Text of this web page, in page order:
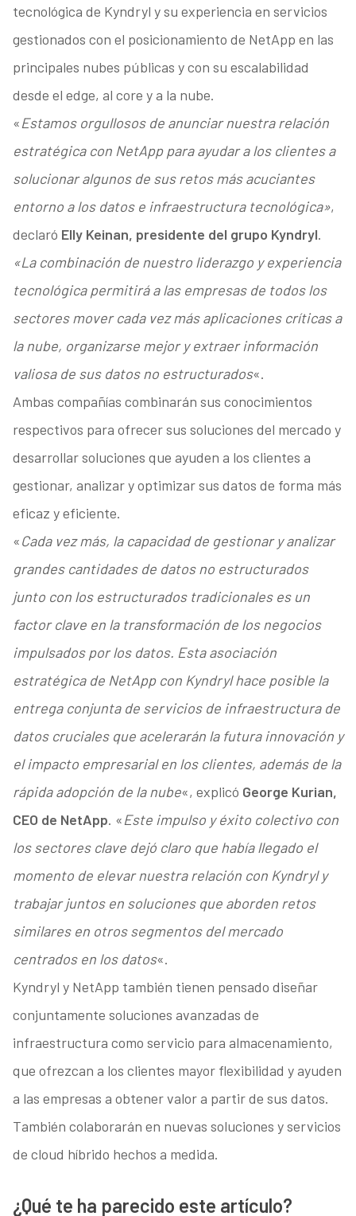
tecnológica de Kyndryl y su experiencia en servicios
gestionados con el posicionamiento de NetApp en las
principales nubes públicas y con su escalabilidad
desde el edge, al core y a la nube.
«Estamos orgullosos de anunciar nuestra relación
estratégica con NetApp para ayudar a los clientes a
solucionar algunos de sus retos más acuciantes
entorno a los datos e infraestructura tecnológica»,
declaró Elly Keinan, presidente del grupo Kyndryl.
«La combinación de nuestro liderazgo y experiencia
tecnológica permitirá a las empresas de todos los
sectores mover cada vez más aplicaciones críticas a
la nube, organizarse mejor y extraer información
valiosa de sus datos no estructurados«.
Ambas compañías combinarán sus conocimientos
respectivos para ofrecer sus soluciones del mercado y
desarrollar soluciones que ayuden a los clientes a
gestionar, analizar y optimizar sus datos de forma más
eficaz y eficiente.
«Cada vez más, la capacidad de gestionar y analizar
grandes cantidades de datos no estructurados
junto con los estructurados tradicionales es un
factor clave en la transformación de los negocios
impulsados por los datos. Esta asociación
estratégica de NetApp con Kyndryl hace posible la
entrega conjunta de servicios de infraestructura de
datos cruciales que acelerarán la futura innovación y
el impacto empresarial en los clientes, además de la
rápida adopción de la nube«, explicó George Kurian,
CEO de NetApp. «Este impulso y éxito colectivo con
los sectores clave dejó claro que había llegado el
momento de elevar nuestra relación con Kyndryl y
trabajar juntos en soluciones que aborden retos
similares en otros segmentos del mercado
centrados en los datos«.
Kyndryl y NetApp también tienen pensado diseñar
conjuntamente soluciones avanzadas de
infraestructura como servicio para almacenamiento,
que ofrezcan a los clientes mayor flexibilidad y ayuden
a las empresas a obtener valor a partir de sus datos.
También colaborarán en nuevas soluciones y servicios
de cloud híbrido hechos a medida.
¿Qué te ha parecido este artículo?